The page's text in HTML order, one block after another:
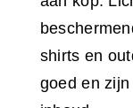
shirts en
goed en